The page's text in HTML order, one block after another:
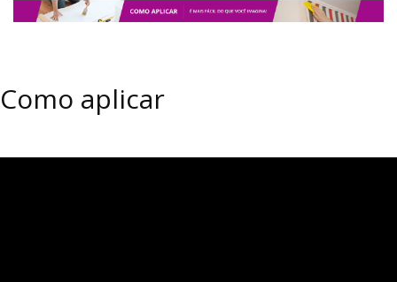
Como aplicar